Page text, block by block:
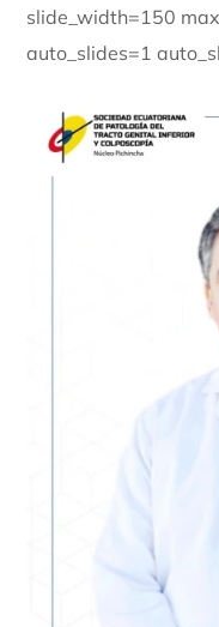
slide_width=150
auto_slides=1